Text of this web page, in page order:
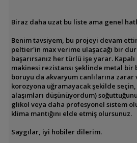
Biraz daha uzat bu liste ama genel
Benim tavsiyem, bu projeyi devam
peltier'in max verime ulaşacağı bir
başarırsanız her türlü işe yarar.
makinesi rezistansı şeklinde metal
boruyu da akvaryum canlılarına zarar
korozyona uğramayacak şekilde
alaşımları düşünüyordum)
glikol veya daha profesyonel sistem
klima mantığını elde etmiş olursunuz.
Saygılar, iyi hobiler dilerim.